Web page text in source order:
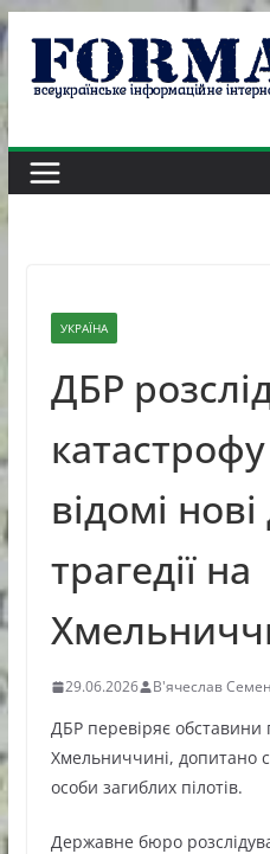
Skip
content
УКРАЇНА
ДБР
відомі нові
трагедії на
29.06.2026 В'ячеслав
ДБР перевіряє
Хмельниччині, допитано
особи загиблих пілотів.
Державне бюро